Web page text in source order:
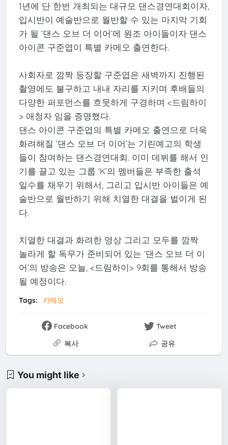
1년에 단 한번 개최되는 대규모 댄스경연대회이자,
입시반이 예술반으로 월반할 수 있는 마지막 기회
가 될 ‘댄스 오브 더 이어’에 원조 아이돌이자 댄스
아이콘 구준엽이 특별 카메오 출연한다.
사회자로 깜짝 등장할 구준엽은 새벽까지 진행된
촬영에도 불구하고 내내 자리를 지키며 후배들의
다양한 퍼포먼스를 흐뭇하게 구경하며 <드림하이
> 애청자 임을 증명했다.
댄스 아이콘 구준엽의 특별 카메오 출연으로 더욱
화려해질 ‘댄스 오브 더 이어’는 기린예고의 학생
들이 참여하는 댄스경연대회. 이미 데뷔를 해서 인
기를 끌고 있는 그룹 ‘K’의 멤버들은 부족한 출석
일수를 채우기 위해서, 그리고 입시반 아이들은 예
술반으로 월반하기 위해 치열한 대결을 벌이게 된
다.
치열한 대결과 화려한 영상 그리고 모두를 깜짝
놀라게 할 독무가 준비되어 있는 ‘댄스 오브 더 이
어’의 방송은 오늘, <드림하이> 9회를 통해서 방송
될 예정이다.
Tags: 카메오
Facebook
Tweet
복사
공유
You might like